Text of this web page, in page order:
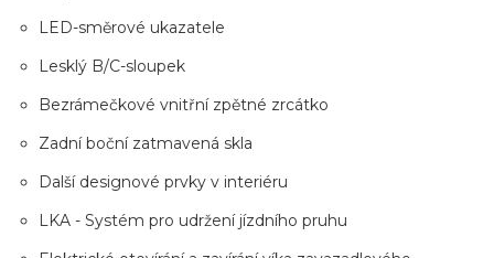
LED-směrové ukazatele
Lesklý B/C-sloupek
Bezrámečkové vnitřní zpětné zrcátko
Zadní boční zatmavená skla
Další designové prvky v interiéru
LKA - Systém pro udržení jízdního pruhu